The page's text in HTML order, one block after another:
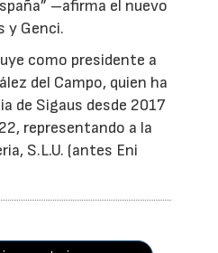
–afirma el nuevo
y Genci.
como presidente a
del Campo, quien ha
de Sigaus desde 2017
representando a la
S.L.U. (antes Eni